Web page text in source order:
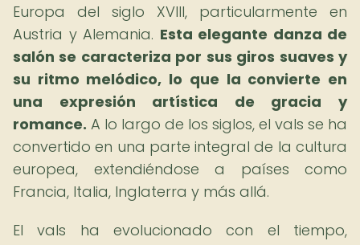
Europa del siglo XVIII, particularmente en
Austria y Alemania. Esta elegante danza de
salón se caracteriza por sus giros suaves y
su ritmo melódico, lo que la convierte en
una expresión artística de gracia y
romance. A lo largo de los siglos, el vals se ha
convertido en una parte integral de la cultura
europea, extendiéndose a países como
Francia, Italia, Inglaterra y más allá.
El vals ha evolucionado con el tiempo,